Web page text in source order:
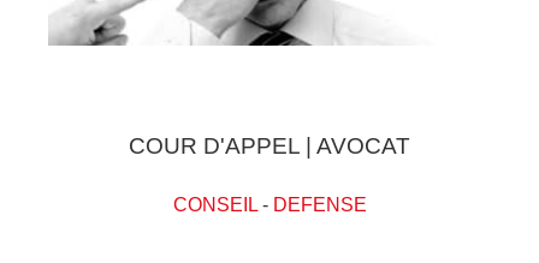
COUR D'APPEL | AVOCAT
CONSEIL- DEFENSE